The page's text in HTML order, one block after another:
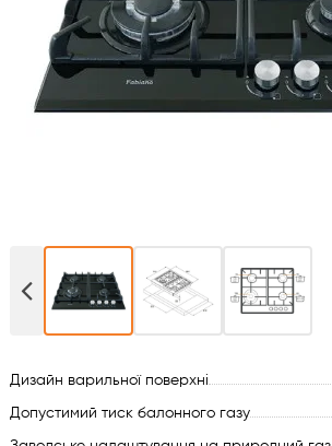
Духові шафи
Варильні поверхні
Пральні машини
Сушильні машини
Холодильне обладнання
Дизайн варильної поверхні
Допустимий тиск балонного газу